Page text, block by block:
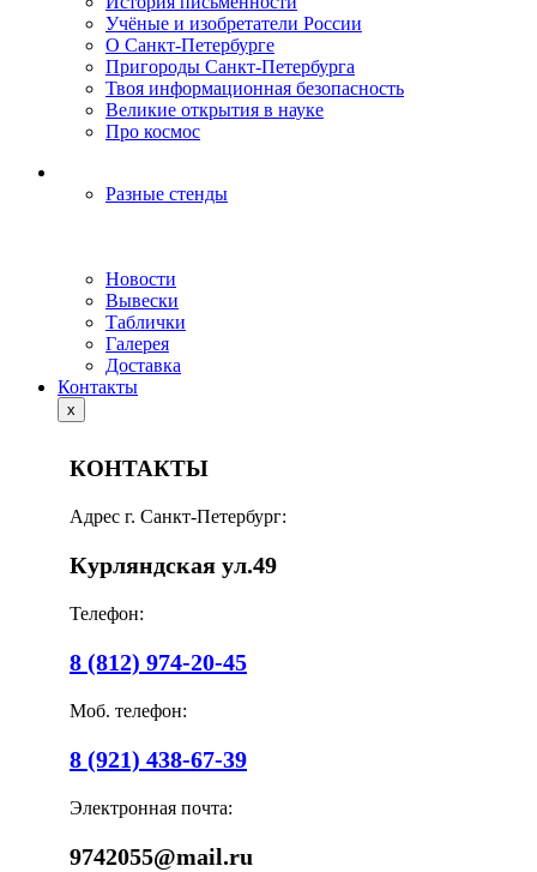
Учёные и изобретатели России
О Санкт-Петербурге
Пригороды Санкт-Петербурга
Твоя информационная безопасность
Великие открытия в науке
Про космос
Разные стенды
Новости
Вывески
Таблички
Галерея
Доставка
Контакты
x
КОНТАКТЫ
Адрес г. Санкт-Петербург:
Курляндская ул.49
Телефон:
8 (812) 974-20-45
Моб. телефон:
8 (921) 438-67-39
Электронная почта:
9742055@mail.ru